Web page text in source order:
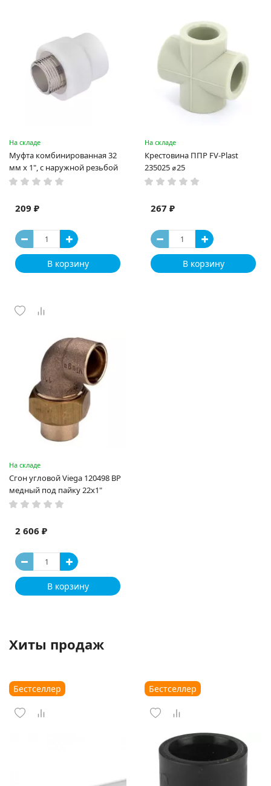
На складе
Муфта комбинированная 32
мм х 1", с наружной резьбой
209 ₽
В корзину
На складе
Крестовина ППР FV-Plast
235025 ⌀25
267 ₽
В корзину
На складе
Сгон угловой Viega 120498 ВР
медный под пайку 22х1"
2 606 ₽
В корзину
Хиты продаж
Бестселлер Бестселлер